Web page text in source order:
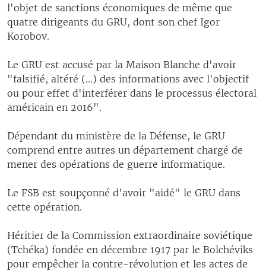
l'objet de sanctions économiques de même que
quatre dirigeants du GRU, dont son chef Igor
Korobov.
Le GRU est accusé par la Maison Blanche d'avoir
"falsifié, altéré (...) des informations avec l'objectif
ou pour effet d'interférer dans le processus électoral
américain en 2016".
Dépendant du ministère de la Défense, le GRU
comprend entre autres un département chargé de
mener des opérations de guerre informatique.
Le FSB est soupçonné d'avoir "aidé" le GRU dans
cette opération.
Héritier de la Commission extraordinaire soviétique
(Tchéka) fondée en décembre 1917 par le Bolchéviks
pour empêcher la contre-révolution et les actes de